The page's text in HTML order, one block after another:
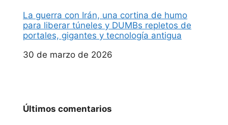
La guerra con Irán, una cortina de humo
para liberar túneles y DUMBs repletos de
portales, gigantes y tecnología antigua
Fecha
30 de marzo de 2026
Últimos comentarios